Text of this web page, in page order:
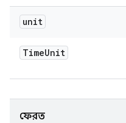
unit
TimeUnit
ফেরত